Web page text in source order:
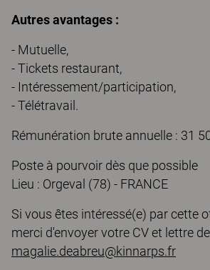
Autres avantages :
- Mutuelle,
- Tickets restaurant,
- Intéressement/participation,
- Télétravail.
Rémunération brute annuelle : 31
Poste à pourvoir dès que possible
Lieu : Orgeval (78) - FRANCE
Si vous êtes intéressé(e) par cette
merci d'envoyer votre CV et lettre
magalie.deabreu@kinnarps.fr